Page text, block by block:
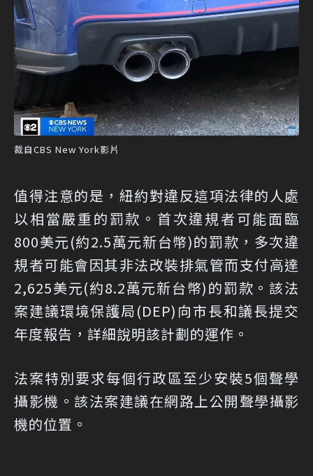
裁自CBS New York影片
值得注意的是，紐約對違反這項法律的人處
以相當嚴重的罰款。首次違規者可能面臨
800美元(約2.5萬元新台幣)的罰款，多次違
規者可能會因其非法改裝排氣管而支付高達
2,625美元(約8.2萬元新台幣)的罰款。該法
案建議環境保護局(DEP)向市長和議長提交
年度報告，詳細說明該計劃的運作。
法案特別要求每個行政區至少安裝5個聲學
攝影機。該法案建議在網路上公開聲學攝影
機的位置。